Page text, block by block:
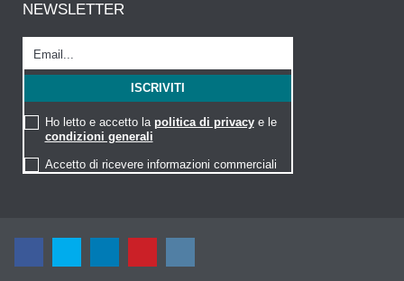
NEWSLETTER
Ho letto e accetto la politica di privacye le
condizioni generali
Accetto di ricevere informazioni commerciali